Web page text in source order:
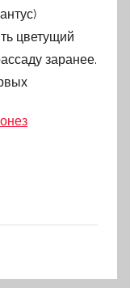
цветущий
заранее.